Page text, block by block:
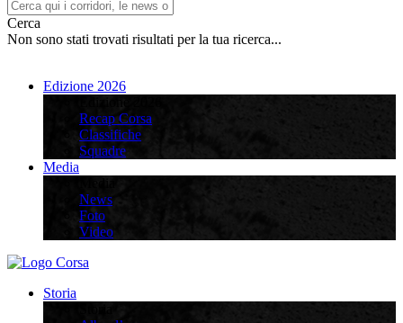
Cerca
Non sono stati trovati risultati per la tua ricerca...
Edizione 2026
Recap Corsa
Classifiche
Squadre
Media
News
Foto
Video
Storia